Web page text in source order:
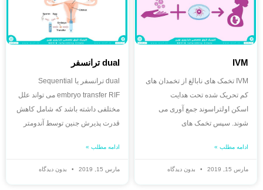
IVM
IVM تخمک های نابالغ از تخمدان های
کم تحریک شده تحت هدایت
اسکن اولتراسوند جمع آوری می
شوند. سپس تخمک های
ادامه مطلب »
مارس 15, 2019 بدون دیدگاه
dual ترانسفر
dual ترانسفر یا Sequential
embryo transfer RIF می تواند علل
مختلفی داشته باشد که شامل کاهش
قدرت پذیرش جنین توسط آندومتر
ادامه مطلب »
مارس 15, 2019 بدون دیدگاه